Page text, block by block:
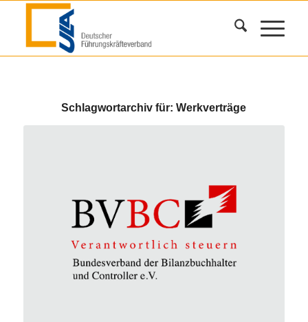
Schlagwortarchiv für:Werkverträge